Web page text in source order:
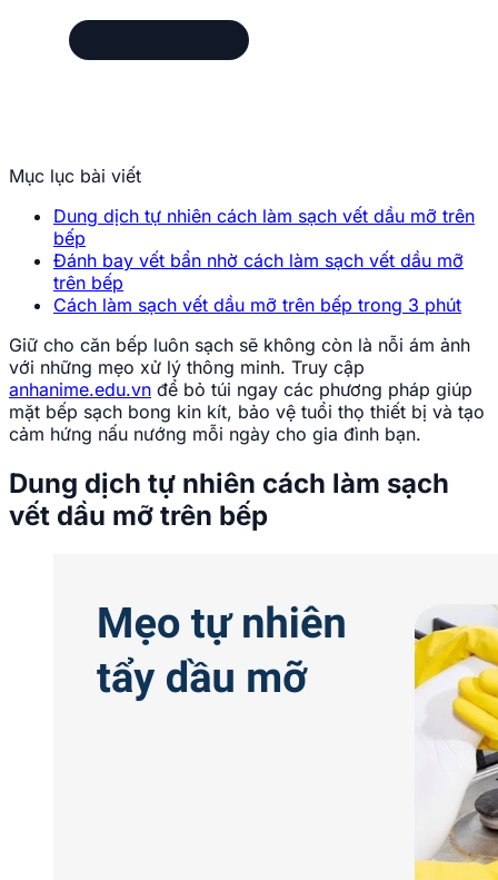
Mục lục bài viết
Dung dịch tự nhiên cách làm sạch vết dầu mỡ trên
bếp
Đánh bay vết bẩn nhờ cách làm sạch vết dầu mỡ
trên bếp
Cách làm sạch vết dầu mỡ trên bếp trong 3 phút
Giữ cho căn bếp luôn sạch sẽ không còn là nỗi ám ảnh
với những mẹo xử lý thông minh. Truy cập
anhanime.edu.vn để bỏ túi ngay các phương pháp giúp
mặt bếp sạch bong kin kít, bảo vệ tuổi thọ thiết bị và tạo
cảm hứng nấu nướng mỗi ngày cho gia đình bạn.
Dung dịch tự nhiên cách làm sạch
vết dầu mỡ trên bếp